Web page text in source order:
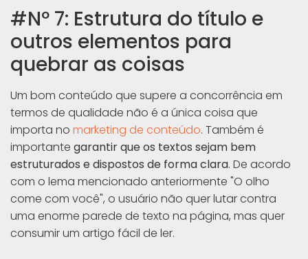
#Nº 7: Estrutura do título e
outros elementos para
quebrar as coisas
Um bom conteúdo que supere a concorrência em
termos de qualidade não é a única coisa que
importa no marketing de conteúdo. Também é
importante garantir que os textos sejam bem
estruturados e dispostos de forma clara. De acordo
com o lema mencionado anteriormente "O olho
come com você", o usuário não quer lutar contra
uma enorme parede de texto na página, mas quer
consumir um artigo fácil de ler.